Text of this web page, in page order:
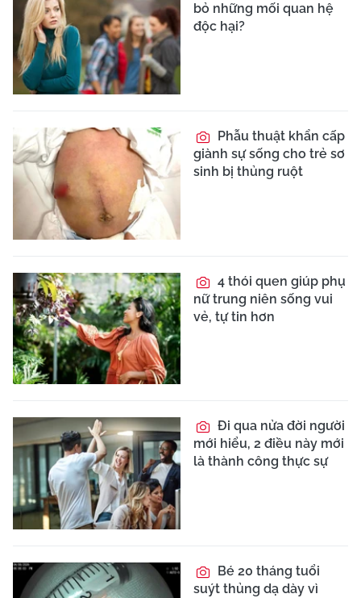
bỏ những mối quan hệ
độc hại?
Phẫu thuật khẩn cấp
giành sự sống cho trẻ sơ
sinh bị thủng ruột
4 thói quen giúp phụ
nữ trung niên sống vui
vẻ, tự tin hơn
Đi qua nửa đời người
mới hiểu, 2 điều này mới
là thành công thực sự
Bé 20 tháng tuổi
suýt thủng dạ dày vì